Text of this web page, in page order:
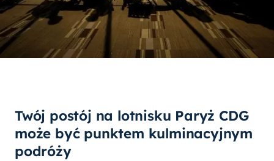
Twój postój na lotnisku Paryż CDG
może być punktem kulminacyjnym
podróży